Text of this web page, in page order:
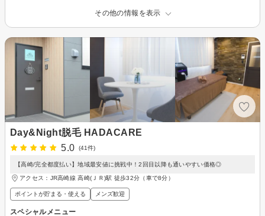
その他の情報を表示
Day&Night脱毛 HADACARE
5.0
(41件)
【高崎/完全都度払い】地域最安値に挑戦中！2回目以降も通いやすい価格◎
アクセス：JR高崎線 高崎(ＪＲ)駅 徒歩32分（車で8分）
ポイントが貯まる・使える メンズ歓迎
スペシャルメニュー